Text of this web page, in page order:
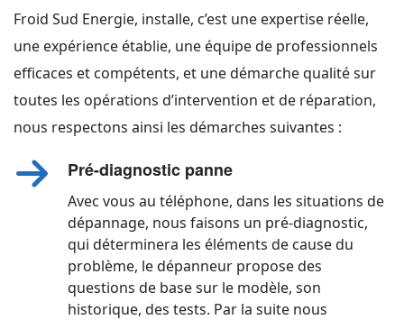
Froid Sud Energie, installe, c’est une expertise réelle,
une expérience établie, une équipe de professionnels
efficaces et compétents, et une démarche qualité sur
toutes les opérations d’intervention et de réparation,
nous respectons ainsi les démarches suivantes :
Pré-diagnostic panne
Avec vous au téléphone, dans les situations de
dépannage, nous faisons un pré-diagnostic,
qui déterminera les éléments de cause du
problème, le dépanneur propose des
questions de base sur le modèle, son
historique, des tests. Par la suite nous